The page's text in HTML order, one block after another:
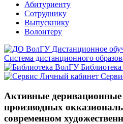
Абитуриенту
Сотруднику
Выпускнику
Волонтеру
Дистанционное
Система дистанционного
Активные
производных
современном